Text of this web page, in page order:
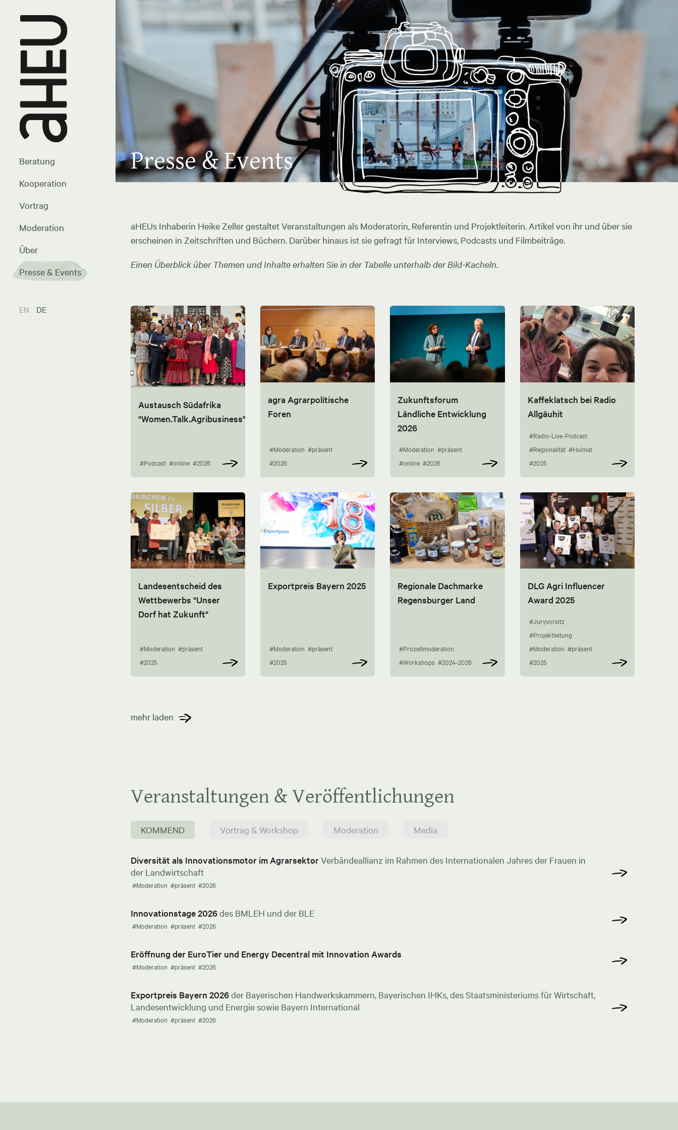
Beratung
Kooperation
Vortrag
Moderation
Über
Presse & Events
EN DE
Presse & Events
aHEUs Inhaberin Heike Zeller gestaltet Veranstaltungen als Moderatorin, Referentin und Projektleiterin. Artikel von ihr und über sie
erscheinen in Zeitschriften und Büchern. Darüber hinaus ist sie gefragt für Interviews, Podcasts und Filmbeiträge.
Einen Überblick über Themen und Inhalte erhalten Sie in der Tabelle unterhalb der Bild-Kacheln.
Austausch Südafrika
"Women.Talk.Agribusiness"
#Podcast #online #2026
agra Agrarpolitische
Foren
#Moderation #präsent
#2026
Zukunftsforum
Ländliche Entwicklung
2026
#Moderation #präsent
#online #2026
Kaffeklatsch bei Radio
Allgäuhit
#Radio-Live-Podcast
#Regionalität #Huimat
#2025
Landesentscheid des
Wettbewerbs "Unser
Dorf hat Zukunft"
#Moderation #präsent
#2025
Exportpreis Bayern 2025
#Moderation #präsent
#2025
Regionale Dachmarke
Regensburger Land
#Prozeßmoderation
#Workshops #2024-2026
DLG Agri Influencer
Award 2025
#Juryvorsitz
#Projektleitung
#Moderation #präsent
#2025
mehr laden
Veranstaltungen & Veröffentlichungen
KOMMEND Vortrag & Workshop Moderation Media
Diversität als Innovationsmotor im AgrarsektorVerbändeallianz im Rahmen des Internationalen Jahres der Frauen in
der Landwirtschaft
#Moderation #präsent #2026
Innovationstage 2026des BMLEH und der BLE
#Moderation #präsent #2026
Eröffnung der EuroTier und Energy Decentral mit Innovation Awards
#Moderation #präsent #2026
Exportpreis Bayern 2026der Bayerischen Handwerkskammern, Bayerischen IHKs, des Staatsministeriums für Wirtschaft,
Landesentwicklung und Energie sowie Bayern International
#Moderation #präsent #2026